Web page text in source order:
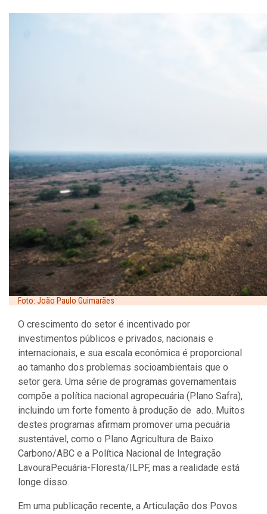
Foto: João Paulo Guimarães
O crescimento do setor é incentivado por
investimentos públicos e privados, nacionais e
internacionais, e sua escala econômica é proporcional
ao tamanho dos problemas socioambientais que o
setor gera. Uma série de programas governamentais
compõe a política nacional agropecuária (Plano Safra),
incluindo um forte fomento à produção de ado. Muitos
destes programas afirmam promover uma pecuária
sustentável, como o Plano Agricultura de Baixo
Carbono/ABC e a Política Nacional de Integração
LavouraPecuária-Floresta/ILPF, mas a realidade está
longe disso.
Em uma publicação recente, a Articulação dos Povos